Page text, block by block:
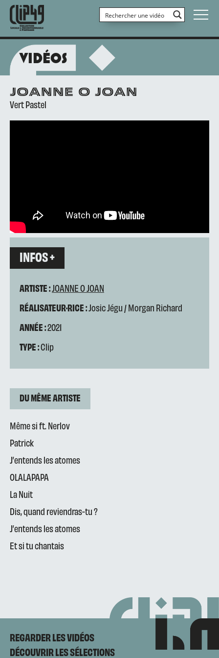
VIDÉOS
JOANNE O JOAN
Vert Pastel
INFOS +
ARTISTE : JOANNE O JOAN
RÉALISATEUR·RICE :Josic Jégu / Morgan Richard
ANNÉE :2021
TYPE :Clip
DU MÊME ARTISTE
Même si ft. Nerlov
Patrick
J’entends les atomes
OLALAPAPA
La Nuit
Dis, quand reviendras-tu ?
J’entends les atomes
Et si tu chantais
REGARDER LES VIDÉOS
DÉCOUVRIR LES SÉLECTIONS